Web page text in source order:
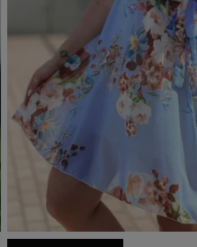
Dodaj do koszyka